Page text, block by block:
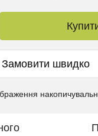
Замовити швидко